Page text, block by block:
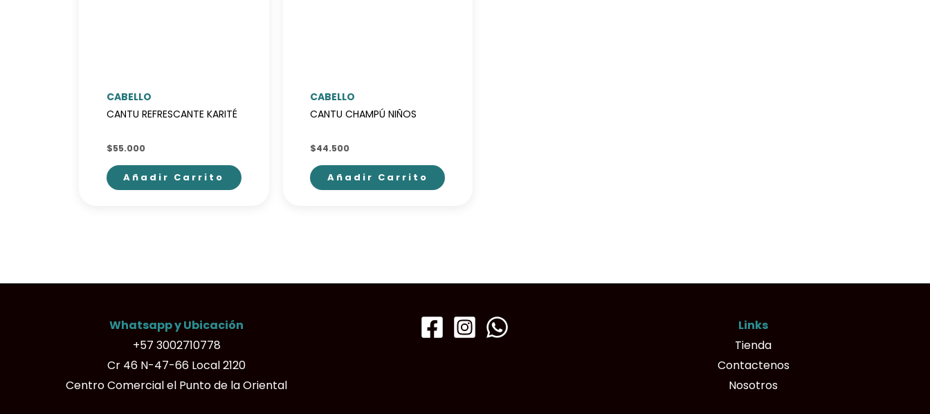
CABELLO
CANTU REFRESCANTE KARITÉ
$55.000
Añadir Carrito
CABELLO
CANTU CHAMPÚ NIÑOS
$44.500
Añadir Carrito
Whatsapp y Ubicación
+57 3002710778
Cr 46 N-47-66 Local 2120
Centro Comercial el Punto de la Oriental
Links
Tienda
Contactenos
Nosotros